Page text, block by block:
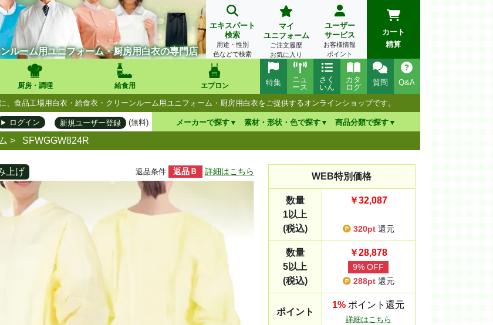
ルーム用ユニフォーム・厨房用白衣の専門店
エキスパート
検索
用途・性別
色などで検索
マイ
ユニフォーム
ご注文履歴
お気に入り
ユーザー
サービス
お客様情報
ポイント
カート
精算
厨房・調理 給食用 エプロン Q&A
質問
カタ
ログ
さく
いん
ニュ
ース
特集
食品工場用白衣・給食衣・クリーンルーム用ユニフォーム・厨房用白衣をご提供するオンラインショップです。
ログイン 新規ユーザー登録 (無料) メーカーで探す 素材・形状・色で探す 商品分類で探す
> SFWGGW824R
上げ 返品条件 返品Ｂ 詳細はこちら WEB特別価格
数量
1以上
(税込)
￥32,087
320pt 還元
数量
5以上
(税込)
￥28,878
9% OFF
288pt 還元
ポイント
1% ポイント還元
詳細はこちら